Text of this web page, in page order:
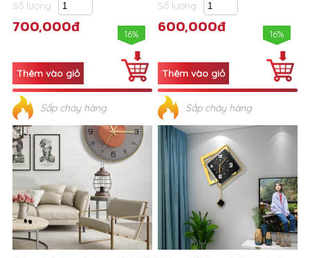
Số lượng
700,000đ 16%
Sắp cháy hàng
Số lượng
600,000đ 16%
Sắp cháy hàng